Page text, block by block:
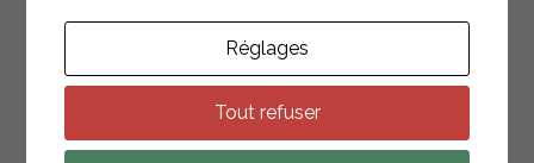
PRODUITSASSOCIÉS
Réglages
Tout refuser